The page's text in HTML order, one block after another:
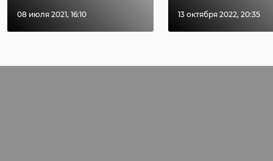
08 июля 2021, 16:10 13 октября 2022, 20:35